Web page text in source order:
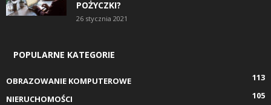
POŻYCZKI?
26 stycznia 2021
POPULARNE KATEGORIE
OBRAZOWANIE KOMPUTEROWE
113
NIERUCHOMOŚCI
105